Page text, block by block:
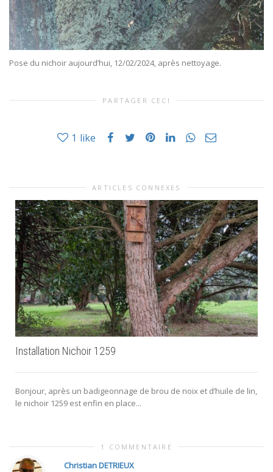
Pose du nichoir aujourd’hui, 12/02/2024, après nettoyage.
PARTAGER CECI
1 like
ARTICLES CONNEXES
Installation Nichoir 1259
Bonjour, après un badigeonnage de brou de noix et d’huile de lin,
le nichoir 1259 est enfin en place...
1 COMMENTAIRE
Christian DETRIEUX